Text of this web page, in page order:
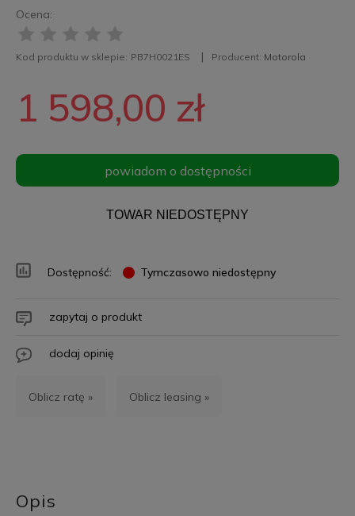
Ocena:
Kod produktu w sklepie: PB7H0021ES Producent: Motorola
1 598,00 zł
powiadom o dostępności
TOWAR NIEDOSTĘPNY
Dostępność: Tymczasowo niedostępny
zapytaj o produkt
dodaj opinię
Oblicz ratę » Oblicz leasing »
Opis